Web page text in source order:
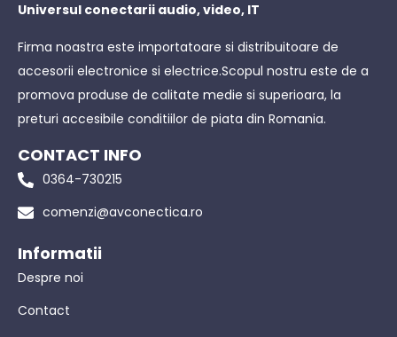
Universul conectarii audio, video, IT
Firma noastra este importatoare si distribuitoare de
accesorii electronice si electrice.Scopul nostru este de a
promova produse de calitate medie si superioara, la
preturi accesibile conditiilor de piata din Romania.
CONTACT INFO
0364-730215
comenzi@avconectica.ro
Informatii
Despre noi
Contact